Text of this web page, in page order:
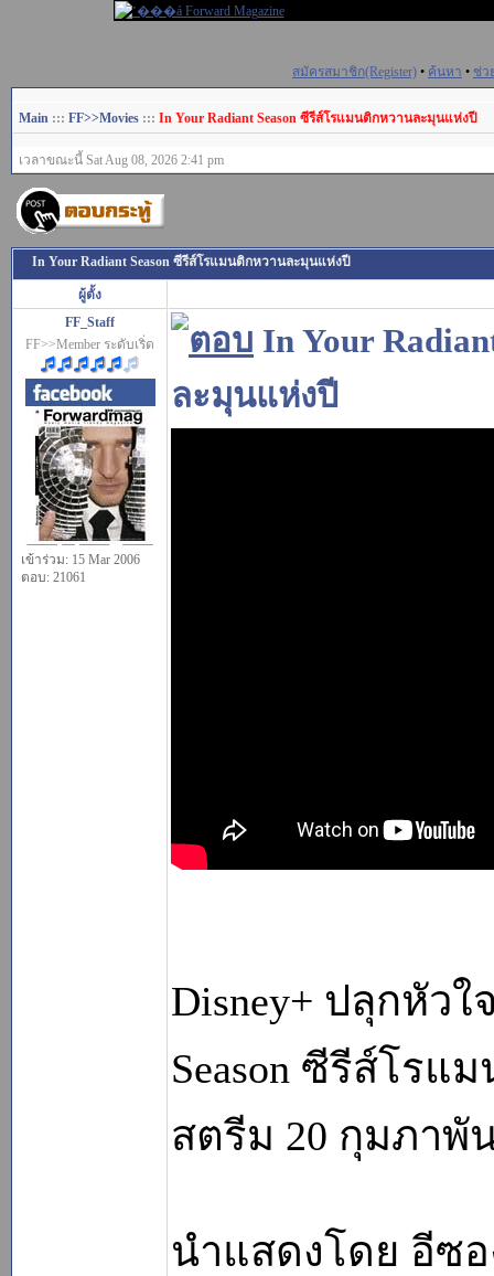
สมัครสมาชิก(Register) • ค้นหา • ช่ว
Main ::: FF>>Movies ::: In Your Radiant Season ซีรีส์โรแมนติกหวานละมุนแห่งปี
เวลาขณะนี้ Sat Aug 08, 2026 2:41 pm
In Your Radiant Season ซีรีส์โรแมนติกหวานละมุนแห่งปี
ผู้ตั้ง
FF_Staff
FF>>Member ระดับเริ่ด
เข้าร่วม: 15 Mar 2006
ตอบ: 21061
In Your
ละมุนแห่งปี
Disney+ ปลุกหัวใ
Season ซีรีส์โร
สตรีม 20 กุมภาพั
นำแสดงโดย อีซ